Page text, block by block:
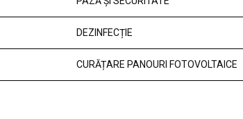
DEZINFECȚIE
CURĂȚARE PANOURI FOTOVOLTAICE